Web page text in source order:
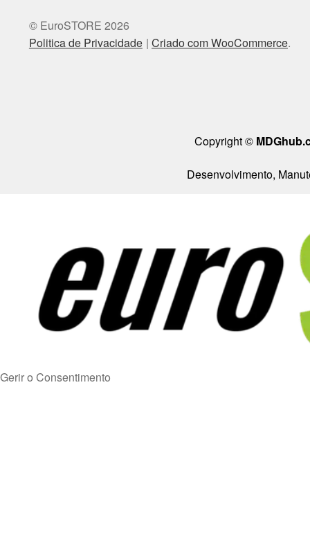
© EuroSTORE 2026
Politica de Privacidade Criado com WooCommerce.
Copyright ©
Desenvolvimento,
Gerir o Consentimento